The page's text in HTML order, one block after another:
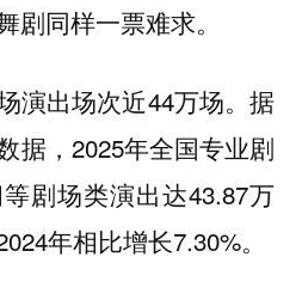
剧同样一票难求。
演出场次近44万场。据
据，2025年全国专业剧
剧场类演出达43.87万
年相比增长7.30%。